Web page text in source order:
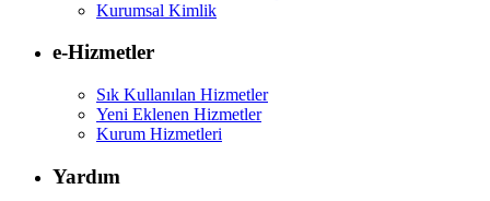
Kurumsal Kimlik
e-Hizmetler
Sık Kullanılan Hizmetler
Yeni Eklenen Hizmetler
Kurum Hizmetleri
Yardım